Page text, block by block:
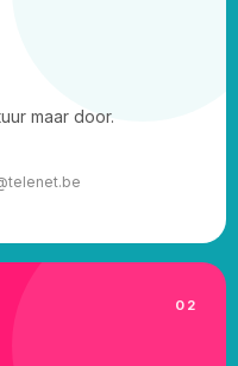
maar door.
02